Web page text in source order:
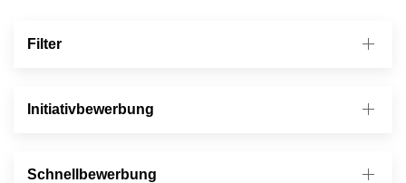
Filter
Initiativbewerbung
Schnellbewerbung